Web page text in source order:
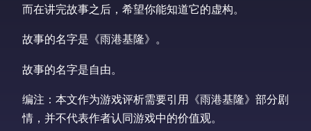
而在讲完故事之后，希望你能知道它的虚构。
故事的名字是《雨港基隆》。
故事的名字是自由。
编注：本文作为游戏评析需要引用《雨港基隆》部分剧
情，并不代表作者认同游戏中的价值观。